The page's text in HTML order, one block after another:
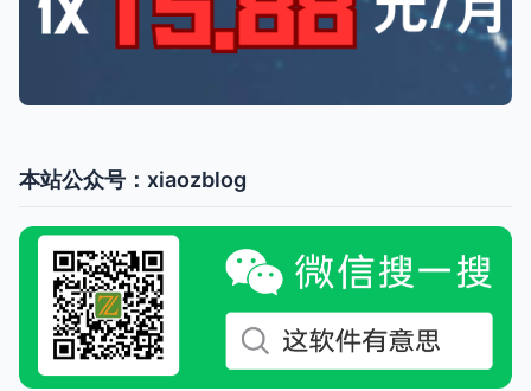
本站公众号：xiaozblog